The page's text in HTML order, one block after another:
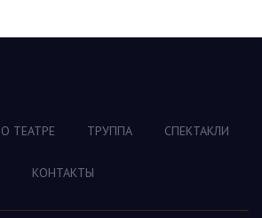
О ТЕАТРЕ ТРУППА СПЕКТАКЛИ
КОНТАКТЫ